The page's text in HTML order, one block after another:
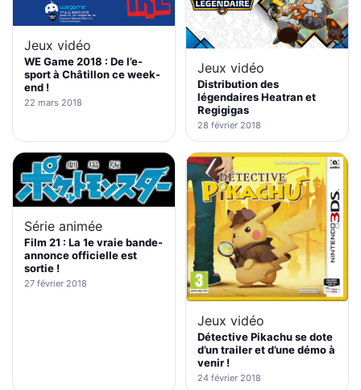
Jeux vidéo
WE Game 2018 : De l’e-
sport à Châtillon ce week-
end !
22 mars 2018
Jeux vidéo
Distribution des
légendaires Heatran et
Regigigas
28 février 2018
Série animée
Film 21 : La 1e vraie bande-
annonce officielle est
sortie !
27 février 2018
Jeux vidéo
Détective Pikachu se dote
d’un trailer et d’une démo à
venir !
24 février 2018